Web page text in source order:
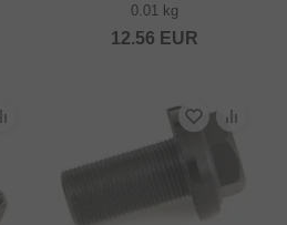
0.01 kg
12.56 EUR